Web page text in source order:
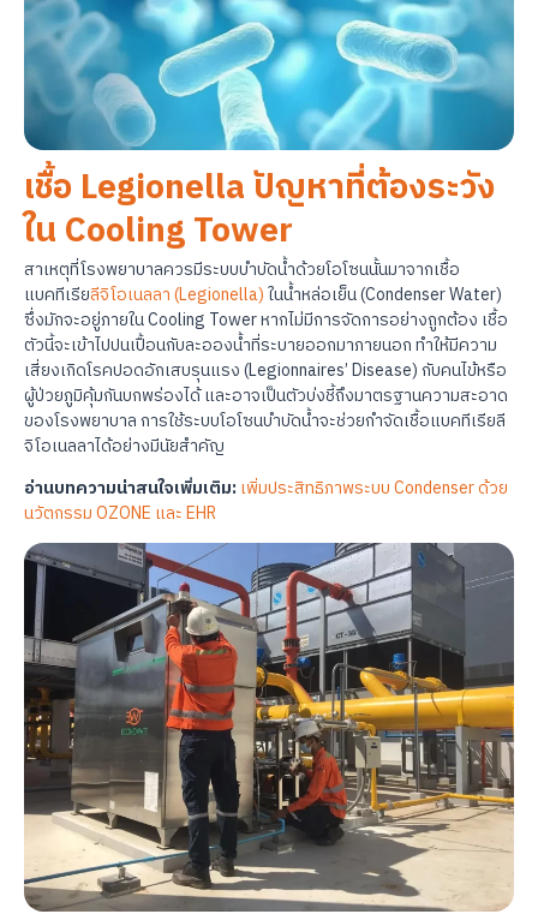
เชื้อ Legionella ปัญหาที่ต้องระวัง
ใน Cooling Tower
สาเหตุที่โรงพยาบาลควรมีระบบบำบัดน้ำด้วยโอโซนนั้นมาจากเชื้อ
แบคทีเรียลีจิโอเนลลา (Legionella)ในน้ำหล่อเย็น (Condenser Water)
ซึ่งมักจะอยู่ภายใน Cooling Tower หากไม่มีการจัดการอย่างถูกต้อง เชื้อ
ตัวนี้จะเข้าไปปนเปื้อนกับละอองน้ำที่ระบายออกมาภายนอก ทำให้มีความ
เสี่ยงเกิดโรคปอดอักเสบรุนแรง (Legionnaires’ Disease) กับคนไข้หรือ
ผู้ป่วยภูมิคุ้มกันบกพร่องได้ และอาจเป็นตัวบ่งชี้ถึงมาตรฐานความสะอาด
ของโรงพยาบาล การใช้ระบบโอโซนบำบัดน้ำจะช่วยกำจัดเชื้อแบคทีเรียลี
จิโอเนลลาได้อย่างมีนัยสำคัญ
อ่านบทความน่าสนใจเพิ่มเติม:เพิ่มประสิทธิภาพระบบ Condenser ด้วย
นวัตกรรม OZONE และ EHR